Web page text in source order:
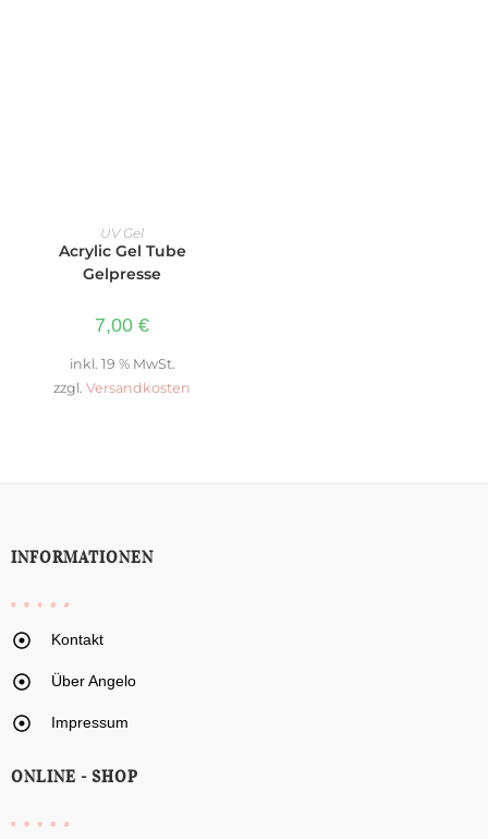
IN DEN WARENKORB
UV Gel
Acrylic Gel Tube
Gelpresse
7,00 €
inkl. 19 % MwSt.
zzgl. Versandkosten
INFORMATIONEN
Kontakt
Über Angelo
Impressum
ONLINE - SHOP